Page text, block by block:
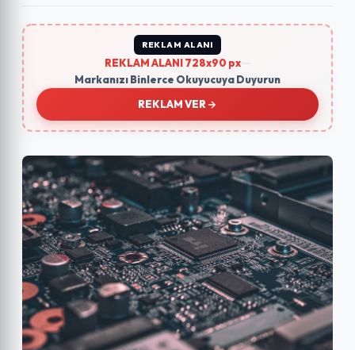
REKLAM ALANI
REKLAM ALANI 728x90 px
Markanızı Binlerce Okuyucuya Duyurun
REKLAM VER